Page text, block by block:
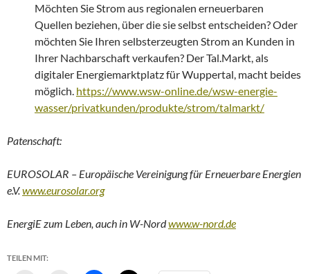
Möchten Sie Strom aus regionalen erneuerbaren
Quellen beziehen, über die sie selbst entscheiden? Oder
möchten Sie Ihren selbsterzeugten Strom an Kunden in
Ihrer Nachbarschaft verkaufen? Der Tal.Markt, als
digitaler Energiemarktplatz für Wuppertal, macht beides
möglich. https://www.wsw-online.de/wsw-energie-
wasser/privatkunden/produkte/strom/talmarkt/
Patenschaft:
EUROSOLAR – Europäische Vereinigung für Erneuerbare Energien
e.V.www.eurosolar.org
EnergiE zum Leben, auch in W-Nordwww.w-nord.de
TEILEN MIT: